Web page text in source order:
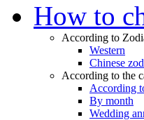
How to
According to
Western
Chinese
According to the
According
By month
Wedding